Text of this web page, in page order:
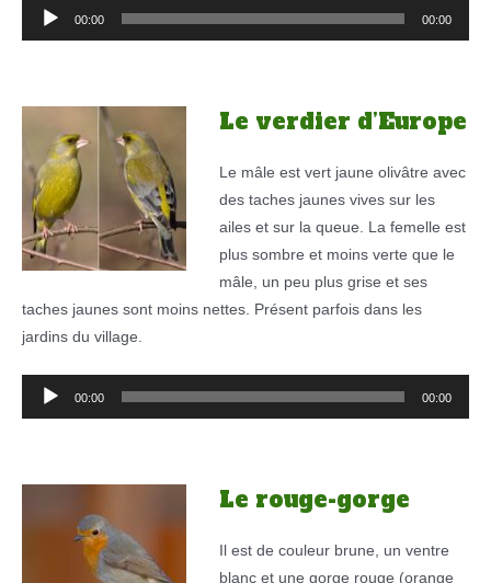
Lecteur
audio
00:00 00:00
Le verdier d’Europe
Le mâle est vert jaune olivâtre avec
des taches jaunes vives sur les
ailes et sur la queue. La femelle est
plus sombre et moins verte que le
mâle, un peu plus grise et ses
taches jaunes sont moins nettes. Présent parfois dans les
jardins du village.
Lecteur
audio
00:00 00:00
Le rouge-gorge
Il est de couleur brune, un ventre
blanc et une gorge rouge (orange